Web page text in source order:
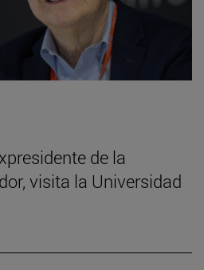
de la
visita la Universidad